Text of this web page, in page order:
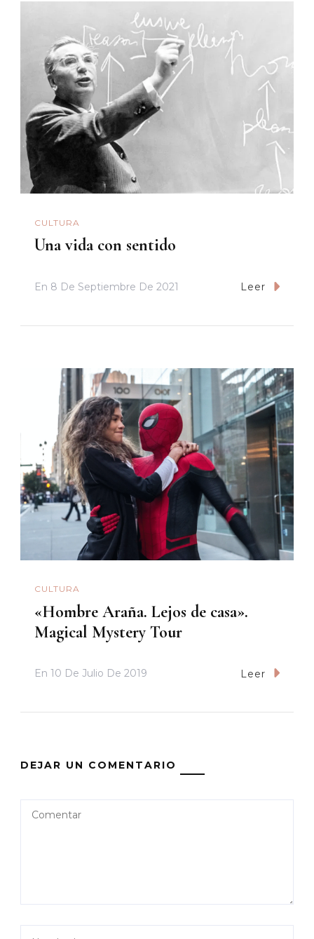
CULTURA
Una vida con sentido
En 8 De Septiembre De 2021 Leer
CULTURA
«Hombre Araña. Lejos de casa».
Magical Mystery Tour
En 10 De Julio De 2019 Leer
DEJAR UN COMENTARIO